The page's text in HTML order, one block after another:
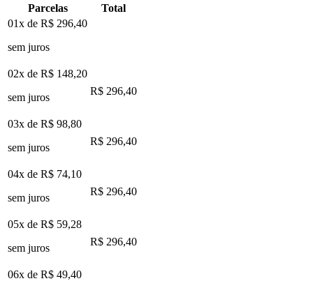
Parcelas
Total
01x de R$ 296,40
sem juros
02x de R$ 148,20
sem juros
R$ 296,40
03x de R$ 98,80
sem juros
R$ 296,40
04x de R$ 74,10
sem juros
R$ 296,40
05x de R$ 59,28
sem juros
R$ 296,40
06x de R$ 49,40